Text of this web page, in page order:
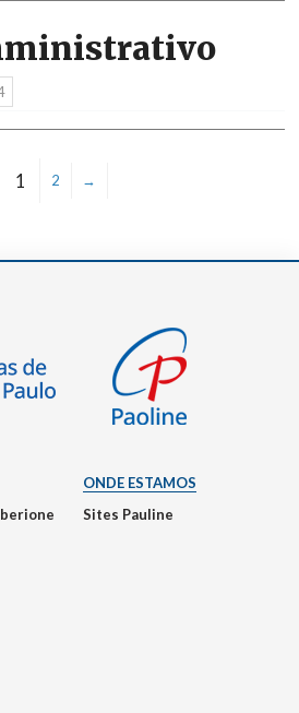
1 2 →
ONDE ESTAMOS
Sites Pauline